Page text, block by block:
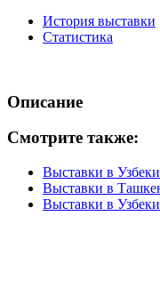
История выставки
Статистика
Описание
Смотрите также:
Выставки в
Выставки в
Выставки в